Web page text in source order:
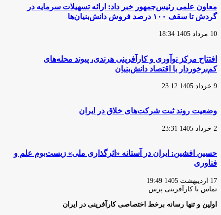
معاون علمی رئیس‌جمهور خبر داد: ارائه تسهیلات سرمایه در
گردش تا سقف ۱۰۰ درصد فروش دانش‌بنیان‌ها
10 مرداد 1405 18:34
افتتاح مرکز نوآوری و کارآفرینی هرندی، پیوند محله‌های
کم‌برخوردار با اقتصاد دانش‌بنیان
9 خرداد 1405 23:12
وضعیت روند ثبت شرکت‌های خلاق در ایران
2 خرداد 1405 23:31
حسین افشین: ایران در آستانه «اثرگذاری ملی» زیست‌بوم علم و
فناوری
17 اردیبهشت 1405 19:49
تماس با کارآفرینی پرس
اولین و تنها رسانه برخط اختصاصی کارآفرینی در ایران